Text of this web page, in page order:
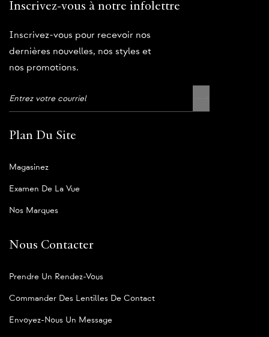
Inscrivez-vous à notre infolettre
Inscrivez-vous pour recevoir nos
dernières nouvelles, nos styles et
nos promotions.
Plan Du Site
Magasinez
Examen De La Vue
Nos Marques
Nous Contacter
Prendre Un Rendez-Vous
Commander Des Lentilles De Contact
Envoyez-Nous Un Message